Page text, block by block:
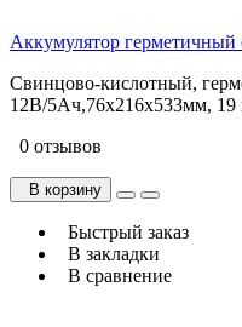
Аккумулятор
Свинцово-кислотный,
12В/5Ач,76x216x533мм, 19
0 отзывов
В корзину
Быстрый заказ
В закладки
В сравнение